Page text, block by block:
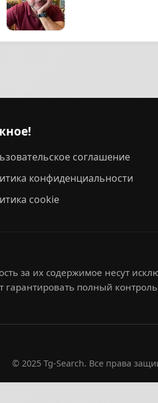
соглашение
конфиденциальности
cookie
за их содержимое несут
полный
© 2025 Tg-Search. Все права